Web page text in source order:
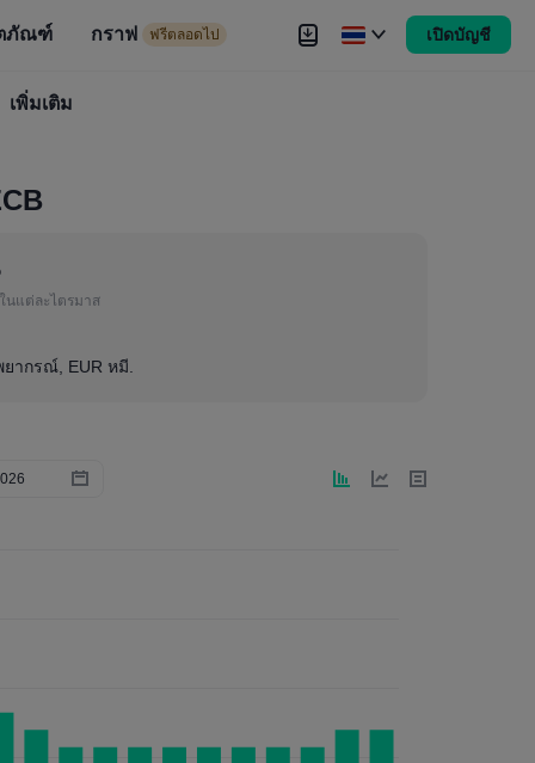
ภัณฑ์ กราฟ ฟรีตลอดไป
ขัน
เปิดบัญชี
ป
เพิ่มเติม
ในแต่ละไตรมาส
ากรณ์, EUR หมี.